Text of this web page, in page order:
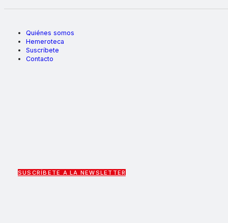
Quiénes somos
Hemeroteca
Suscríbete
Contacto
SUSCRÍBETE A LA NEWSLETTER